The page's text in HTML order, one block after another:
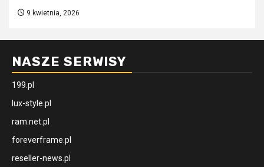
9 kwietnia, 2026
NASZE SERWISY
199.pl
lux-style.pl
ram.net.pl
foreverframe.pl
reseller-news.pl